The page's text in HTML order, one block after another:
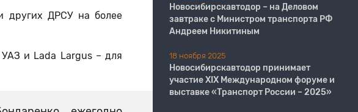
других ДРСУ на более
и Lada Largus – для
Новосибирскавтодор – на Деловом
завтраке с Министром транспорта РФ
Андреем Никитиным
18 ноября 2025
Новосибирскавтодор принимает
участие XIX Международном форуме и
выставке «Транспорт России – 2025»